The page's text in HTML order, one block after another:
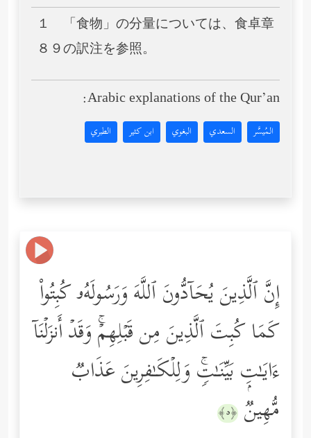
１ 「食物」の分量については、食卓章
８９の訳注を参照。
Arabic explanations of the Qur’an:
المُيسَّر السعدي البغوي ابن كثير الطبري
إِنَّ ٱلَّذِینَ یُحَاۤدُّونَ ٱللَّهَ وَرَسُولَهُۥ كُبِتُواْ
كَمَا كُبِتَ ٱلَّذِینَ مِن قَبۡلِهِمۡۚ وَقَدۡ أَنزَلۡنَاۤ
ءَایَـٰتِۭ بَیِّنَـٰتࣲۚ وَلِلۡكَـٰفِرِینَ عَذَابࣱ
مُّهِینࣱ ﴿٥﴾